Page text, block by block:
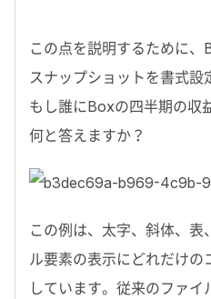
この点を説明するために、
スナップショットを書式設
もし誰にBoxの四半期の収
何と答えますか？
この例は、太字、斜体、表
ル要素の表示にどれだけの
しています。従来のファ